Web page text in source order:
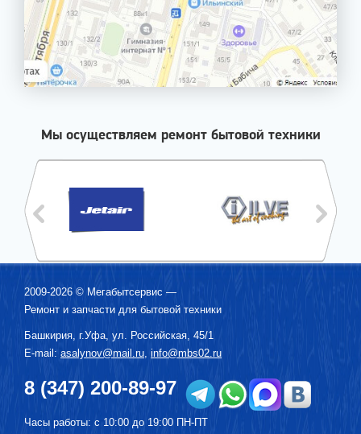
Мы осуществляем ремонт бытовой техники
2009-2026 © Мегабытсервис —
Ремонт и запчасти для бытовой техники
Башкирия, г.Уфа ул. Российская, 45/1
E-mail: asalynov@mail.ru info@mbs02.ru
8 (347) 200-89-97
Часы работы: с 10:00 до 19:00 ПН-ПТ